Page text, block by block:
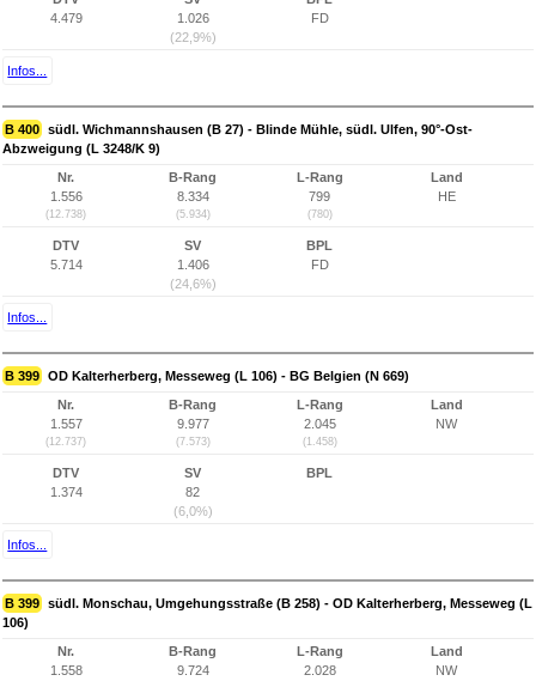
4.479
1.026
(22,9%)
FD
Infos...
B 400 südl. Wichmannshausen (B 27) - Blinde Mühle, südl. Ulfen, 90°-Ost-
Abzweigung (L 3248/K 9)
Nr.
1.556
(12.738)
B-Rang
8.334
(5.934)
L-Rang
799
(780)
Land
HE
DTV
5.714
SV
1.406
(24,6%)
BPL
FD
Infos...
B 399 OD Kalterherberg, Messeweg (L 106) - BG Belgien (N 669)
Nr.
1.557
(12.737)
B-Rang
9.977
(7.573)
L-Rang
2.045
(1.458)
Land
NW
DTV
1.374
SV
82
(6,0%)
BPL
Infos...
B 399 südl. Monschau, Umgehungsstraße (B 258) - OD Kalterherberg, Messeweg (L
106)
Nr.
1.558
B-Rang
9.724
L-Rang
2.028
Land
NW